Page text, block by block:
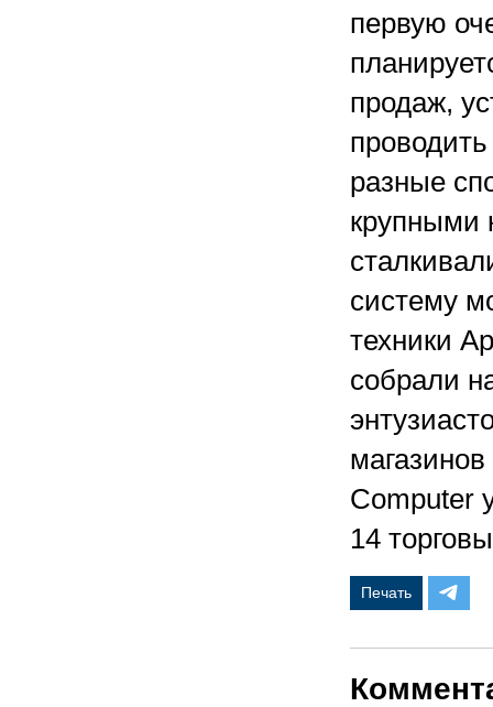
первую
продаж,
разные
крупными
систему
техники
собрали
Computer
14
Печать